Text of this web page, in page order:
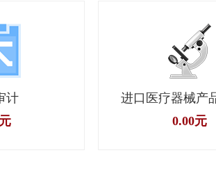
计
进口医疗器械产
0.00元